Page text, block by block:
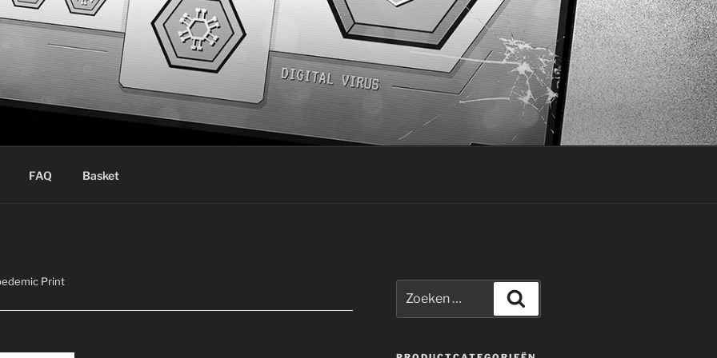
FAQ Basket
Print
naar: